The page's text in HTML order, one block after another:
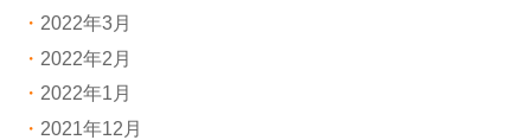
2022年3月
2022年2月
2022年1月
2021年12月